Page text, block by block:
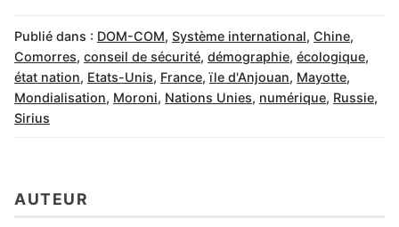
Publié dans : DOM-COM, Système international, Chine,
Comorres, conseil de sécurité, démographie, écologique,
état nation, Etats-Unis, France,ïle d'Anjouan, Mayotte,
Mondialisation, Moroni, Nations Unies, numérique, Russie,
Sirius
AUTEUR